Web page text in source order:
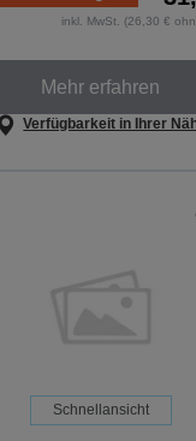
inkl. MwSt. (26,30 €
Mehr erfahren
Verfügbarkeit in Ihrer
Schnellansicht